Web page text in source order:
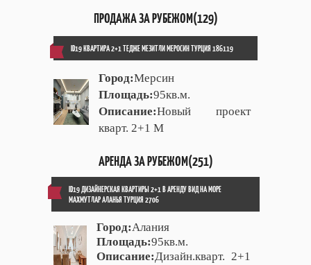
ПРОДАЖА ЗА РУБЕЖОМ(129)
ID19 КВАРТИРА 2+1 ТЕДЖЕ МЕЗИТЛИ МЕРОСИН ТУРЦИЯ 186119
Город:Мерсин
Площадь:95кв.м.
Описание:Новый проект
кварт. 2+1 М
АРЕНДА ЗА РУБЕЖОМ(251)
ID19 ДИЗАЙНЕРСКАЯ КВАРТИРЫ 2+1 В АРЕНДУ ВИД НА МОРЕ
МАХМУТЛАР АЛАНЬЯ ТУРЦИЯ 2706
Город:Алания
Площадь:95кв.м.
Описание: Дизайн.кварт. 2+1